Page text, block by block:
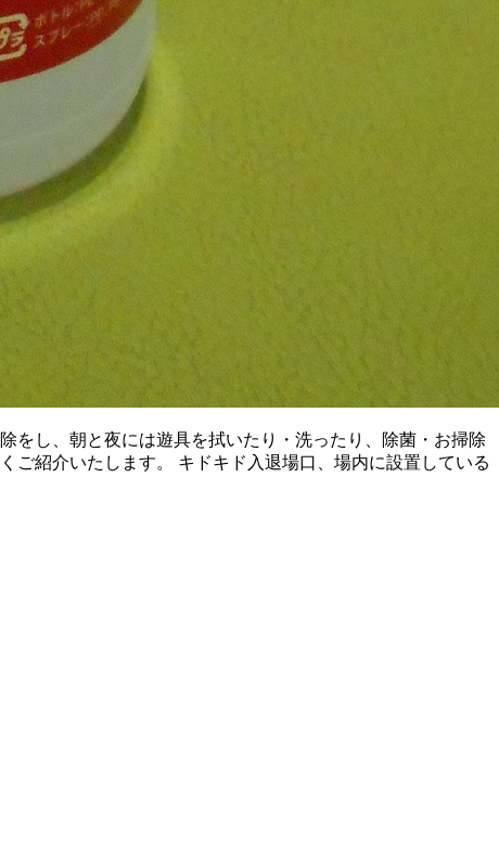
をし、朝と夜には遊具を拭いたり・洗ったり、除菌・お掃除
ご紹介いたします。 キドキド入退場口、場内に設置している